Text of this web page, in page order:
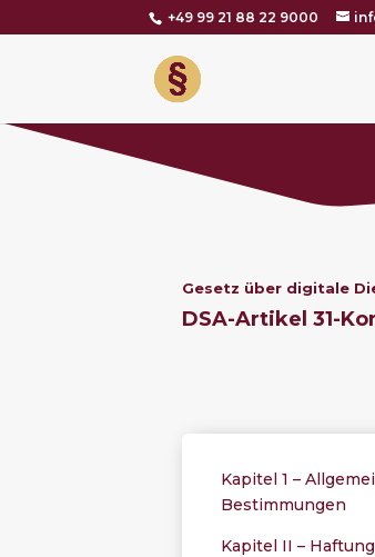
+49 99 21 88 22 9000
Gesetz über digitale
DSA-Artikel 31-
Kapitel 1 –
Bestimmungen
Kapitel II –